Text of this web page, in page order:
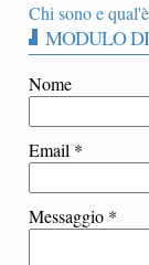
Chi sono e
MODULO
Nome
Email *
Messaggio *